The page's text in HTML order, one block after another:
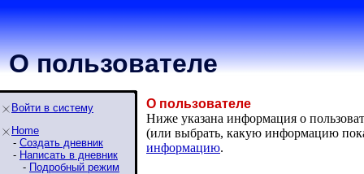
О пользователе
Войти в систему
Home
- Создать дневник
- Написать в дневник
- Подробный режим
О пользователе
Ниже указана информация о
(или выбрать, какую информацию
информацию.